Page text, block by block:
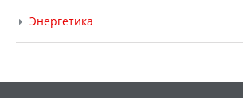
Энергетика